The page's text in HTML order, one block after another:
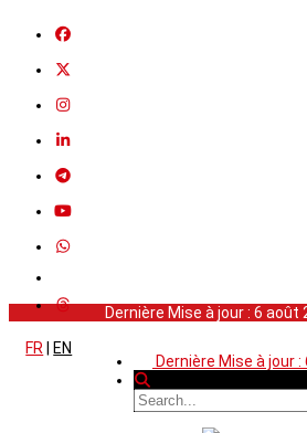
Dernière Mise à jour
Dernière Mise à jour : 6 août
FR
EN